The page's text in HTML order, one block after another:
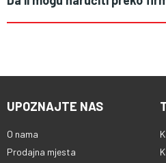
UPOZNAJTE NAS
O nama
Prodajna mjesta